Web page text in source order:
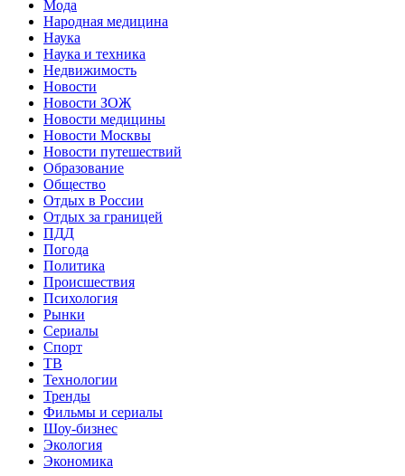
Мода
Народная медицина
Наука
Наука и техника
Недвижимость
Новости
Новости ЗОЖ
Новости медицины
Новости Москвы
Новости путешествий
Образование
Общество
Отдых в России
Отдых за границей
ПДД
Погода
Политика
Происшествия
Психология
Рынки
Сериалы
Спорт
ТВ
Технологии
Тренды
Фильмы и сериалы
Шоу-бизнес
Экология
Экономика